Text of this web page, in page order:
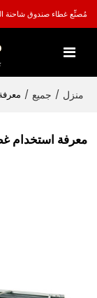
مُصنِّع غطاء صندوق شاحنة
منزل / جميع /
معرفة استخدام